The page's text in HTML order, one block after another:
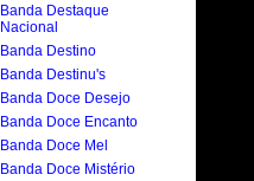
Banda Destaque
Nacional
Banda Destino
Banda Destinu's
Banda Doce Desejo
Banda Doce Encanto
Banda Doce Mel
Banda Doce Mistério